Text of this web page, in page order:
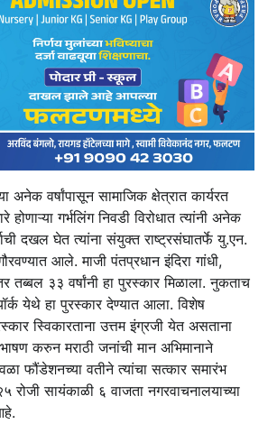
अनेक वर्षांपासून सामाजिक क्षेत्रात कार्यरत
गर्भलिंग निवडी विरोधात त्यांनी अनेक
दखल घेत त्यांना संयुक्त राष्ट्रसंघातर्फे यु.एन.
आले. माजी पंतप्रधान इंदिरा गांधी,
तब्बल ३३ वर्षांनी हा पुरस्कार मिळाला. नुकताच
येथे हा पुरस्कार देण्यात आला. विशेष
स्विकारताना उत्तम इंग्रजी येत असताना
करुन मराठी जनांची मान अभिमानाने
फौंडेशनच्या वतीने त्यांचा सत्कार समारंभ
सायंकाळी ६ वाजता नगरवाचनालयाच्या